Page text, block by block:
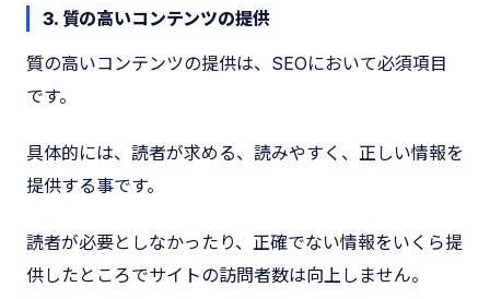
3. 質の高いコンテンツの提供
質の高いコンテンツの提供は、SEOにおいて必須項目
です。
具体的には、読者が求める、読みやすく、正しい情報を
提供する事です。
読者が必要としなかったり、正確でない情報をいくら提
供したところでサイトの訪問者数は向上しません。